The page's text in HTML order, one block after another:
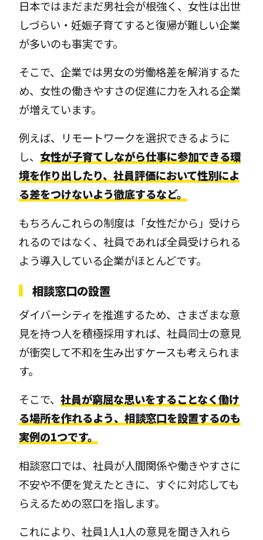
日本ではまだまだ男社会が根強く、女性は出世
しづらい・妊娠子育てすると復帰が難しい企業
が多いのも事実です。
そこで、企業では男女の労働格差を解消するた
め、女性の働きやすさの促進に力を入れる企業
が増えています。
例えば、リモートワークを選択できるように
し、 女性が子育てしながら仕事に参加できる環
境を作り出したり、社員評価において性別によ
る差をつけないよう徹底するなど。
もちろんこれらの制度は「女性だから」受けら
れるのではなく、社員であれば全員受けられる
よう導入している企業がほとんどです。
相談窓口の設置
ダイバーシティを推進するため、さまざまな意
見を持つ人を積極採用すれば、社員同士の意見
が衝突して不和を生み出すケースも考えられま
す。
そこで、社員が窮屈な思いをすることなく働け
る場所を作れるよう、相談窓口を設置するのも
実例の1つです。
相談窓口では、社員が人間関係や働きやすさに
不安や不便を覚えたときに、すぐに対応しても
らえるための窓口を指します。
これにより、社員1人1人の意見を聞き入れら